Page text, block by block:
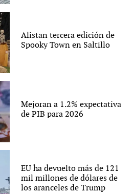
Alistan tercera edición de
Spooky Town en Saltillo
Mejoran a 1.2% expectativa
de PIB para 2026
EU ha devuelto más de 121
mil millones de dólares de
los aranceles de Trump